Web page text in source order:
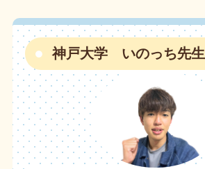
神戸大学 いのっち先生